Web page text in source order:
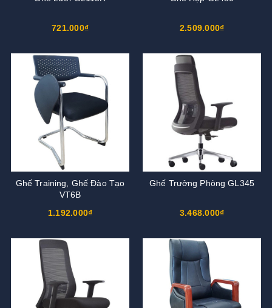
721.000₫ 2.509.000₫
Ghế Training, Ghế Đào Tạo
VT6B
1.192.000₫
Ghế Trưởng Phòng GL345
3.468.000₫